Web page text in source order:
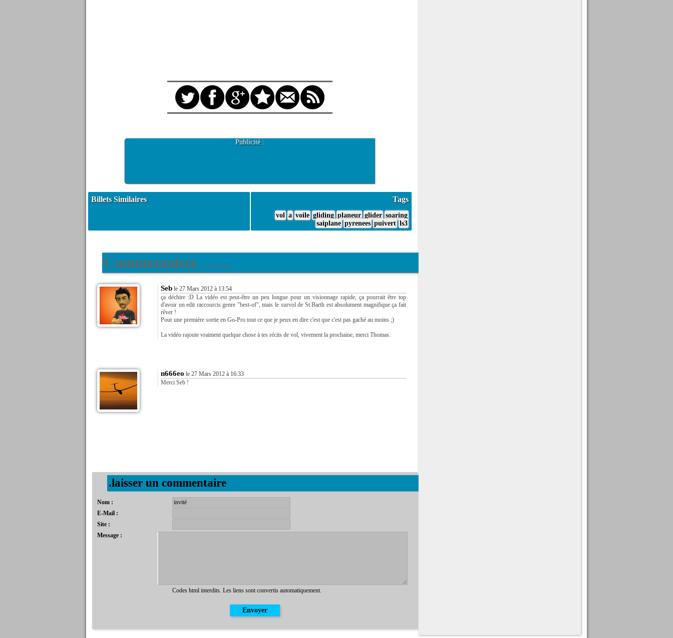
Publicité :
Billets Similaires Tags
vol a voile gliding planeur glider soaring
saiplane pyrenees puivert ls3
Commentaires 2 commentaires
Seb le 27 Mars 2012 à 13:54
ça déchire :D La vidéo est peut-être un peu longue pour un visionnage rapide, ça pourrait être top
d'avoir un edit raccourcis genre "best-of", mais le survol de St Barth est absolument magnifique ça fait
rêver !
Pour une première sortie en Go-Pro tout ce que je peux en dire c'est que c'est pas gaché au moins ;)
La vidéo rajoute vraiment quelque chose à tes récits de vol, vivement la prochaine, merci Thomas.
n666eo le 27 Mars 2012 à 16:33
Merci Seb !
.laisser un commentaire
Nom :
E-Mail :
Site :
Message :
Codes html interdits. Les liens sont convertis automatiquement.